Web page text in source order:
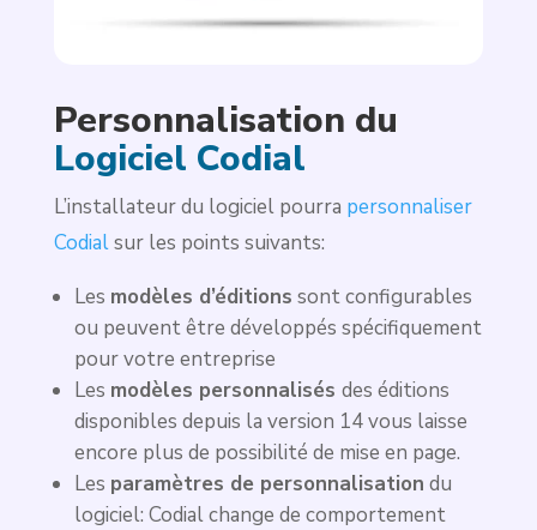
Personnalisation du
Logiciel Codial
L’installateur du logiciel pourra personnaliser
Codialsur les points suivants:
Les modèles d’éditions sont configurables
ou peuvent être développés spécifiquement
pour votre entreprise
Les modèles personnalisés des éditions
disponibles depuis la version 14 vous laisse
encore plus de possibilité de mise en page.
Les paramètres de personnalisation du
logiciel: Codial change de comportement